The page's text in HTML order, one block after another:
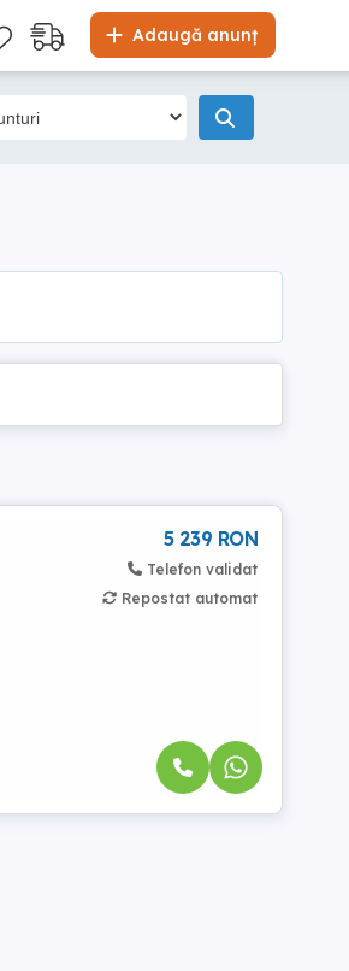
Adaugă anunț
5 239 RON
Telefon validat
Repostat automat